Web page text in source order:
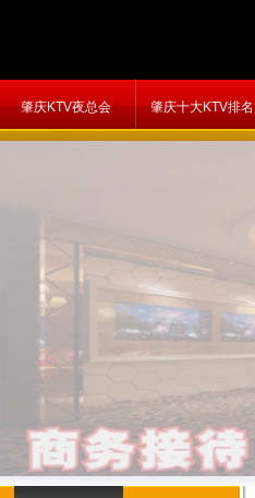
肇庆KTV夜总会 肇庆十大KTV排名